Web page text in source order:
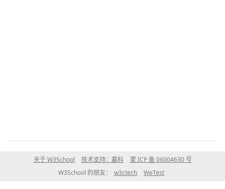
关于 W3School 技术支持：赢科
蒙 ICP 备 06004630 号
W3School 的朋友：
w3ctech WeTest